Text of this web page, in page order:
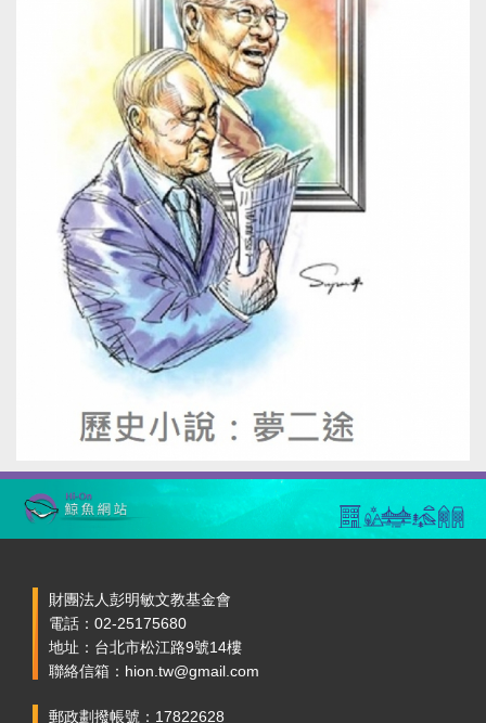
財團法人彭明敏文教基金會
電話：02-25175680
地址：台北市松江路9號14樓
聯絡信箱：hion.tw@gmail.com
郵政劃撥帳號：17822628